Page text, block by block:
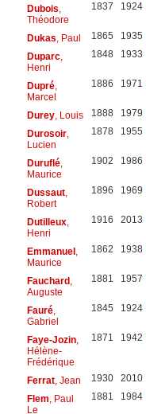
Dubois
Théodore
1837 1924
Dukas , Paul 1865 1935
Duparc,
Henri
1848 1933
Dupré,
Marcel
1886 1971
Durey, Louis 1888 1979
Durosoir,
Lucien
1878 1955
Duruflé,
Maurice
1902 1986
Dussaut,
Robert
1896 1969
Dutilleux,
Henri
1916 2013
Emmanuel,
Maurice
1862 1938
Fauchard,
Auguste
1881 1957
Fauré,
Gabriel
1845 1924
Faye-Jozin,
Hélène-
Frédérique
1871 1942
Ferrat, Jean 1930 2010
Flem , Paul
Le
1881 1984